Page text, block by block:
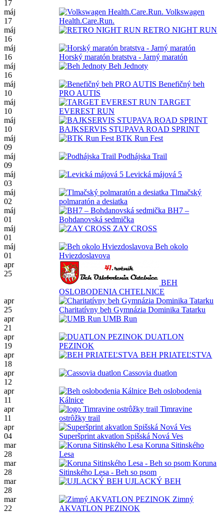
17
máj
17
Volkswagen
Health.Care.Run.
máj
16
RETRO NIGHT RUN
máj
16
Horský maratón bratstva - Jarný maratón
máj
16
Beh Jednoty
máj
10
Benefičný beh
PRO AUTIS
máj
10
TARGET
EVEREST RUN
máj
10
BAJKSERVIS STUPAVA ROAD SPRINT
máj
09
BTK Run Fest
máj
09
Podhájska Trail
máj
03
Levická májová 5
máj
02
Tlmačský
polmaratón a desiatka
máj
01
BH7 –
Bohdanovská sedmička
máj
01
ZAY CROSS
máj
01
Beh okolo
Hviezdoslavova
apr
25
BEH
OSLOBODENIA CHTELNICE
apr
25
Charitatívny beh Gymnázia Dominika Tatarku
apr
21
UMB Run
apr
19
DUATLON
PEZINOK
apr
18
BEH PRIATEĽSTVA
apr
12
Cassovia duatlon
apr
11
Beh oslobodenia
Kálnice
apr
11
Timravine
ostrôžky trail
apr
04
Superšprint akvatlon Spišská Nová Ves
mar
28
Koruna Sitinského
Lesa
mar
28
Koruna
Sitinského Lesa - Beh so psom
mar
28
UJLACKÝ BEH
mar
22
Zimný
AKVATLON PEZINOK